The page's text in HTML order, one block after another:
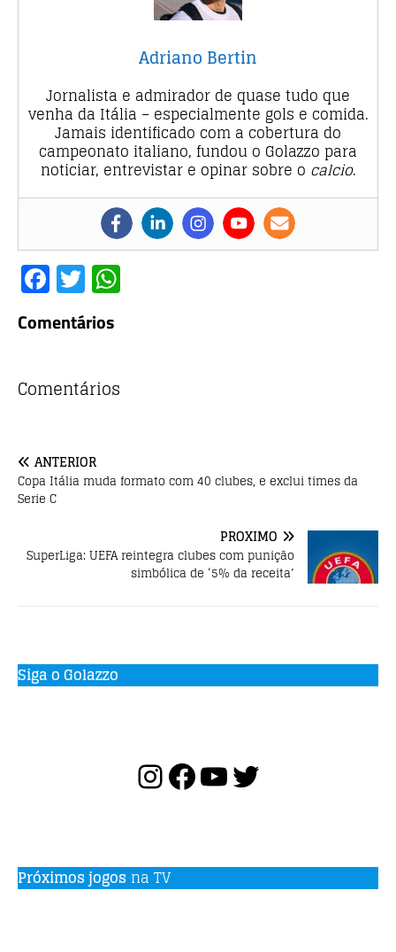
Adriano Bertin
Jornalista e admirador de quase tudo que
venha da Itália – especialmente gols e comida.
Jamais identificado com a cobertura do
campeonato italiano, fundou o Golazzo para
noticiar, entrevistar e opinar sobre o calcio.
F
a
c
b
o
k
T
w
it
r
Comentários
Comentários
ANTERIOR
Copa Itália muda formato com 40 clubes, e exclui times da
Serie C
PRÓXIMO
SuperLiga: UEFA reintegra clubes com punição
simbólica de ‘5% da receita’
Siga o Golazzo
Próximos jogos na TV